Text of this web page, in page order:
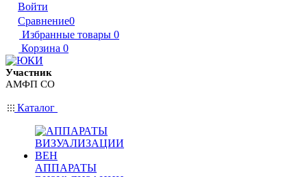
Войти
Сравнение0
Избранные товары 0
Корзина 0
Участник
АМФП СО
Каталог
АППАРАТЫ